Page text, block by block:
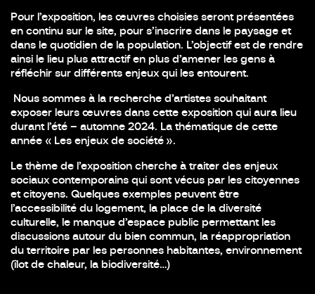
Pour l’exposition, les œuvres choisies seront présentées
en continu sur le site, pour s’inscrire dans le paysage et
dans le quotidien de la population. L’objectif est de rendre
ainsi le lieu plus attractif en plus d’amener les gens à
réfléchir sur différents enjeux qui les entourent.
Nous sommes à la recherche d’artistes souhaitant
exposer leurs œuvres dans cette exposition qui aura lieu
durant l’été – automne 2024. La thématique de cette
année « Les enjeux de société ».
Le thème de l’exposition cherche à traiter des enjeux
sociaux contemporains qui sont vécus par les citoyennes
et citoyens. Quelques exemples peuvent être
l’accessibilité du logement, la place de la diversité
culturelle, le manque d’espace public permettant les
discussions autour du bien commun, la réappropriation
du territoire par les personnes habitantes, environnement
(îlot de chaleur, la biodiversité…)